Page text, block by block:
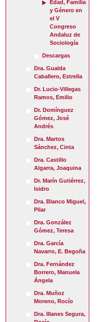
Edad, Familia
y Género en
el V
Congreso
Andaluz de
Sociología
Descargas
Dra. Gualda
Caballero, Estrella
Dr. Lucio-Villegas
Ramos, Emilio
Dr. Domínguez
Gómez, José
Andrés
Dra. Martos
Sánchez, Cinta
Dra. Castillo
Algarra, Joaquina
Dr. Marín Gutiérrez,
Isidro
Dra. Blanco Miguel,
Pilar
Dra. González
Gómez, Teresa
Dra. García
Navarro, E. Begoña
Dra. Fernández
Borrero, Manuela
Ángela
Dra. Muñoz
Moreno, Rocío
Dra. Illanes Segura,